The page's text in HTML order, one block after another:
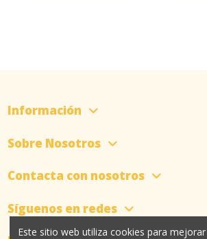
Información
Sobre Nosotros
Contacta con nosotros
Síguenos en redes
Este sitio web utiliza cookies para